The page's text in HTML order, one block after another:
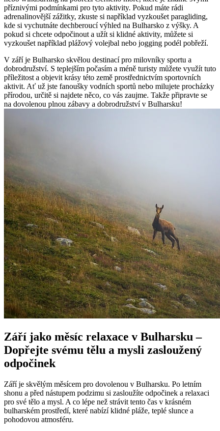
příznivými podmínkami pro tyto aktivity. Pokud máte rádi
adrenalinovější zážitky, zkuste si například vyzkoušet paragliding,
kde si vychutnáte dechberoucí výhled na Bulharsko z výšky. A
pokud si chcete odpočinout a užít si klidné aktivity, můžete si
vyzkoušet například plážový volejbal nebo jogging podél pobřeží.
V září je Bulharsko skvělou destinací pro milovníky sportu a
dobrodružství. S teplejším počasím a méně turisty můžete využít tuto
příležitost a objevit krásy této země prostřednictvím sportovních
aktivit. Ať už jste fanoušky vodních sportů nebo milujete procházky
přírodou, určitě si najdete něco, co vás zaujme. Takže připravte se
na dovolenou plnou zábavy a dobrodružství v Bulharsku!
Září jako měsíc relaxace v Bulharsku –
Dopřejte svému tělu a mysli zasloužený
odpočinek
Září je skvělým měsícem pro dovolenou v Bulharsku. Po letním
shonu a před nástupem podzimu si zasloužíte odpočinek a relaxaci
pro své tělo a mysl. A co lépe než strávit tento čas v krásném
bulharském prostředí, které nabízí klidné pláže, teplé slunce a
pohodovou atmosféru.